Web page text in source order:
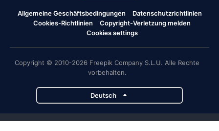
Allgemeine Geschäftsbedingungen
Datenschutzrichtlinien
Cookies-Richtlinien
Copyright-Verletzung melden
Cookies settings
Copyright © 2010-2026 Freepik Company S.L.U. Alle Rechte
vorbehalten.
Deutsch